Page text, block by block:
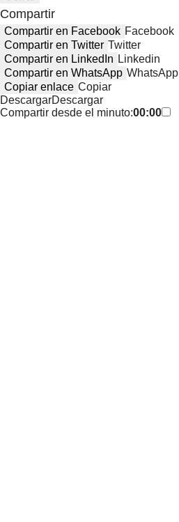
Compartir
Compartir en Facebook Facebook
Compartir en Twitter Twitter
Compartir en LinkedIn Linkedin
Compartir en WhatsApp WhatsApp
Copiar enlace Copiar
DescargarDescargar
Compartir desde el minuto:00:00